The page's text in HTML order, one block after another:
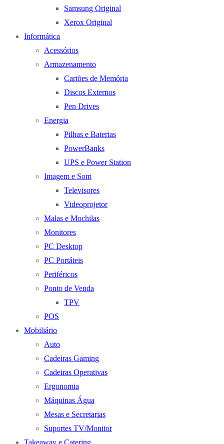
Samsung Original
Xerox Original
Informática
Acessórios
Armazenamento
Cartões de Memória
Discos Externos
Pen Drives
Energia
Pilhas e Baterias
PowerBanks
UPS e Power Station
Imagem e Som
Televisores
Videoprojetor
Malas e Mochilas
Monitores
PC Desktop
PC Portáteis
Periféricos
Ponto de Venda
TPV
POS
Mobiliário
Auto
Cadeiras Gaming
Cadeiras Operativas
Ergonomia
Máquinas Água
Mesas e Secretarias
Suportes TV/Monitor
Takeaway e Catering